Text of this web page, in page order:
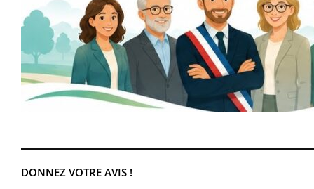
DONNEZ VOTRE AVIS !